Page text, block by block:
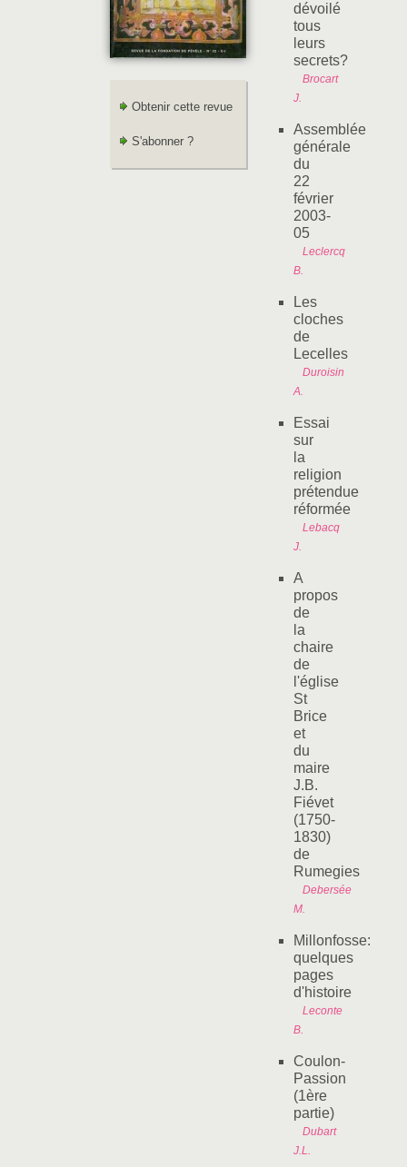
Obtenir cette revue
S'abonner ?
dévoilé
tous
leurs
secrets?
Brocart
J.
Assemblée
générale
du
22
février
2003-
05
Leclercq
B.
Les
cloches
de
Lecelles
Duroisin
A.
Essai
sur
la
religion
prétendue
réformée
Lebacq
J.
A
propos
de
la
chaire
de
l'église
St
Brice
et
du
maire
J.B.
Fiévet
(1750-
1830)
de
Rumegies
Debersée
M.
Millonfosse:
quelques
pages
d'histoire
Leconte
B.
Coulon-
Passion
(1ère
partie)
Dubart
J.L.